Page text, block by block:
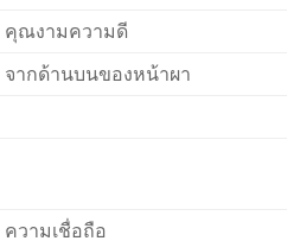
คุณงามความดี
จากด้านบนของหน้าผา
ความเชื่อถือ